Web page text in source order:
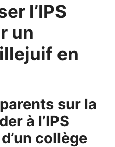
l’IPS
un
en
sur la
à l’IPS
collège